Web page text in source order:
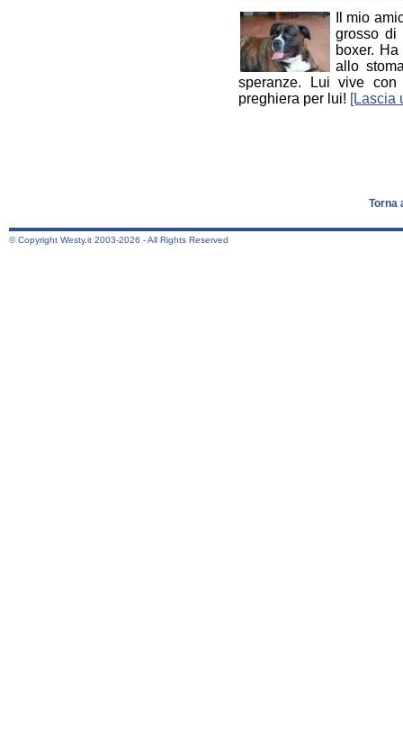
Il mio
grosso di
boxer.
allo
speranze. Lui vive
preghiera per lui! [Lascia
Torna
© Copyright Westy.it 2003-2026 - All Rights Reserved